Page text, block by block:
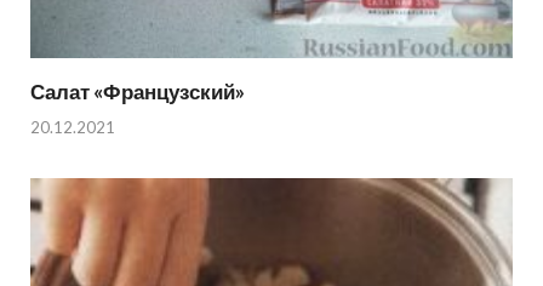
Салат «Французский»
20.12.2021